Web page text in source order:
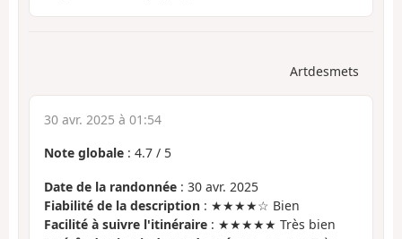
Artdesmets
30 avr. 2025 à 01:54
Note globale : 4.7 / 5
Date de la randonnée : 30 avr. 2025
Fiabilité de la description : ★★★★☆ Bien
Facilité à suivre l'itinéraire : ★★★★★ Très bien